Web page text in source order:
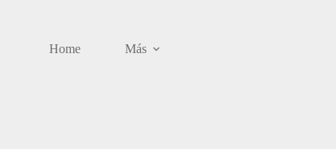
Home Más